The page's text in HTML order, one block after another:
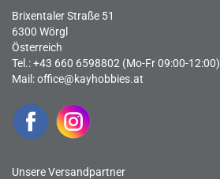
Brixentaler Straße 51
6300 Wörgl
Österreich
Tel.: +43 660 6598802 (Mo-Fr 09:00-12:00)
Mail:office@kayhobbies.at
Unsere Versandpartner